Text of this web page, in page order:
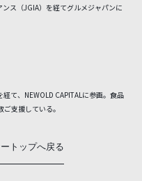
ス（JGIA）を経てグルメジャパンに
て、NEWOLD CAPITALに参画。食品
支援している。
トップへ戻る